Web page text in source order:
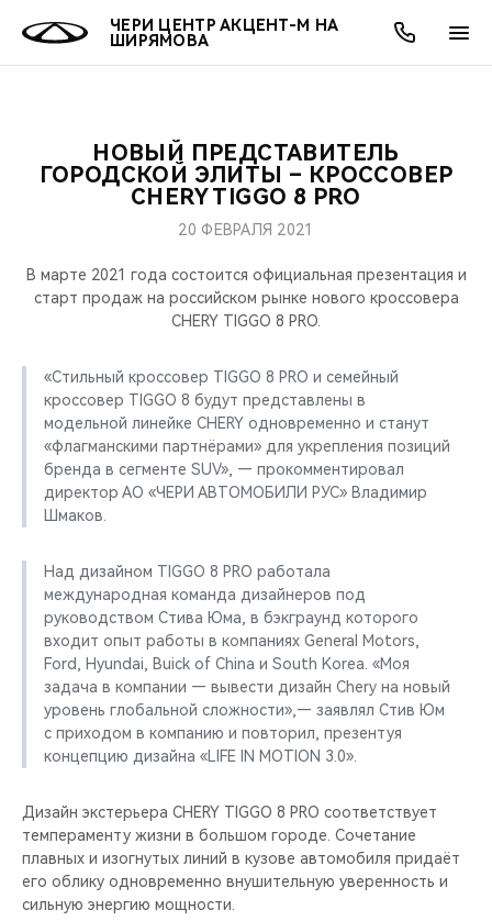
ЧЕРИ ЦЕНТР АКЦЕНТ-М НА
ШИРЯМОВА
МОДЕЛИ
КРОССОВЕРЫ
НОВИНКИ
ПОКУПАТЕЛЯМ
КРЕДИТ И СТРАХОВАНИЕ
ВЛАДЕЛЬЦАМ
ЗАПЧАСТИ И АКСЕССУАРЫ
CHERY CONNECT
МИР CHERY
О БРЕНДЕ
ЛЮДИ CHERY
БЛАГОТВОРИТЕЛЬНОСТЬ
CHERY REMOTE
НАШИ МЕРОПРИЯТИЯ
ВИДЕООБЗОРЫ
CHERY ДЛЯ ДЕТЕЙ
АКЦИИ
ОНЛАЙН СЕРВИСЫ
КРЕДИТ
О КОМПАНИИ
МЫ В СОЦСЕТЯХ
НОВЫЙ ПРЕДСТАВИТЕЛЬ
ГОРОДСКОЙ ЭЛИТЫ – КРОССОВЕР
CHERY TIGGO 8 PRO
20 ФЕВРАЛЯ 2021
В марте 2021 года состоится официальная презентация и
старт продаж на российском рынке нового кроссовера
CHERY TIGGO 8 PRO.
«Стильный кроссовер TIGGO 8 PRO и семейный
кроссовер TIGGO 8 будут представлены в
модельной линейке CHERY одновременно и станут
«флагманскими партнёрами» для укрепления позиций
бренда в сегменте SUV», — прокомментировал
директор АО «ЧЕРИ АВТОМОБИЛИ РУС» Владимир
Шмаков.
Над дизайном TIGGO 8 PRO работала
международная команда дизайнеров под
руководством Стива Юма, в бэкграунд которого
входит опыт работы в компаниях General Motors,
Ford, Hyundai, Buick of China и South Korea. «Моя
задача в компании — вывести дизайн Chery на новый
уровень глобальной сложности»,— заявлял Стив Юм
с приходом в компанию и повторил, презентуя
концепцию дизайна «LIFE IN MOTION 3.0».
Дизайн экстерьера CHERY TIGGO 8 PRO соответствует
темпераменту жизни в большом городе. Сочетание
плавных и изогнутых линий в кузове автомобиля придаёт
его облику одновременно внушительную уверенность и
сильную энергию мощности.